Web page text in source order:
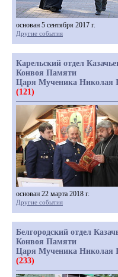
основан 5 сентября 2017 г.
Другие события
Карельский отдел
Конвоя Памяти
Царя Мученика Николая
(121)
основан 22 марта 2018 г.
Другие события
Белгородский отдел
Конвоя Памяти
Царя Мученика Николая
(233)